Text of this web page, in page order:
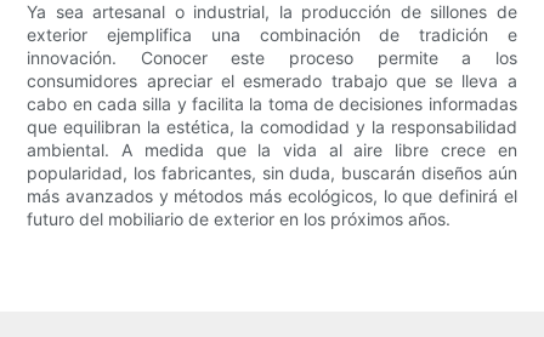
Ya sea artesanal o industrial, la producción de sillones de
exterior ejemplifica una combinación de tradición e
innovación. Conocer este proceso permite a los
consumidores apreciar el esmerado trabajo que se lleva a
cabo en cada silla y facilita la toma de decisiones informadas
que equilibran la estética, la comodidad y la responsabilidad
ambiental. A medida que la vida al aire libre crece en
popularidad, los fabricantes, sin duda, buscarán diseños aún
más avanzados y métodos más ecológicos, lo que definirá el
futuro del mobiliario de exterior en los próximos años.